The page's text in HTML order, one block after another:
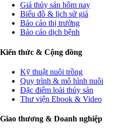
Giá thủy sản hôm nay
Biểu đồ & lịch sử giá
Báo cáo thị trường
Báo cáo dịch bệnh
Kiến thức & Cộng đồng
Kỹ thuật nuôi trồng
Quy trình & mô hình nuôi
Đặc điểm loài thủy sản
Thư viện Ebook & Video
Giao thương & Doanh nghiệp